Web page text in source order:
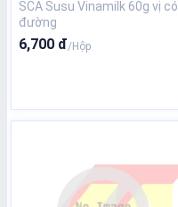
SCA Susu Vinamilk 60g vị có
đường
6,700 đ/Hộp